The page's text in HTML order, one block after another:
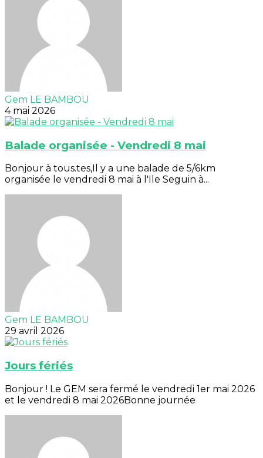
Gem LE BAMBOU
4 mai 2026
Balade organisée - Vendredi 8 mai
Bonjour à tous.tes,Il y a une balade de 5/6km
organisée le vendredi 8 mai à l'Ile Seguin à...
Gem LE BAMBOU
29 avril 2026
Jours fériés
Bonjour ! Le GEM sera fermé le vendredi 1er mai 2026
et le vendredi 8 mai 2026Bonne journée